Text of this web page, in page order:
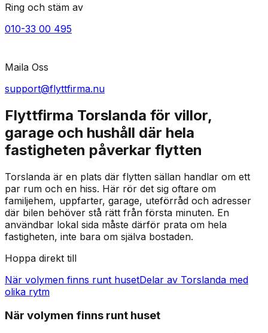
Ring och stäm av
010-33 00 495
Maila Oss
support@flyttfirma.nu
Flyttfirma Torslanda för villor,
garage och hushåll där hela
fastigheten påverkar flytten
Torslanda är en plats där flytten sällan handlar om ett
par rum och en hiss. Här rör det sig oftare om
familjehem, uppfarter, garage, uteförråd och adresser
där bilen behöver stå rätt från första minuten. En
användbar lokal sida måste därför prata om hela
fastigheten, inte bara om själva bostaden.
Hoppa direkt till
När volymen finns runt husetDelar av Torslanda med
olika rytm
När volymen finns runt huset